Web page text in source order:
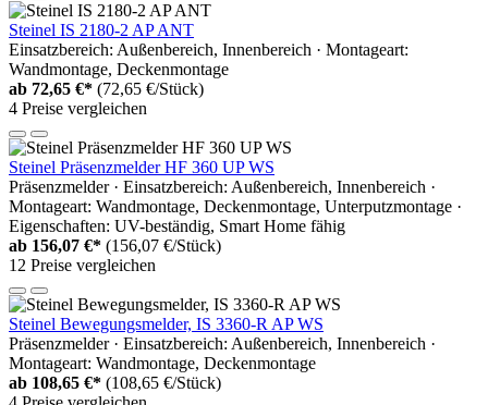
Steinel IS 2180-2 AP ANT
Einsatzbereich: Außenbereich, Innenbereich · Montageart:
Wandmontage, Deckenmontage
ab 72,65 €* (72,65 €/Stück)
4 Preise vergleichen
Steinel Präsenzmelder HF 360 UP WS
Präsenzmelder · Einsatzbereich: Außenbereich, Innenbereich ·
Montageart: Wandmontage, Deckenmontage, Unterputzmontage ·
Eigenschaften: UV-beständig, Smart Home fähig
ab 156,07 €* (156,07 €/Stück)
12 Preise vergleichen
Steinel Bewegungsmelder, IS 3360-R AP WS
Präsenzmelder · Einsatzbereich: Außenbereich, Innenbereich ·
Montageart: Wandmontage, Deckenmontage
ab 108,65 €* (108,65 €/Stück)